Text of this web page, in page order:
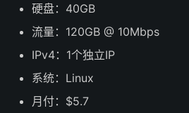
硬盘：40GB
流量：120GB @ 10Mbps
IPv4：1个独立IP
系统：Linux
月付：$5.7